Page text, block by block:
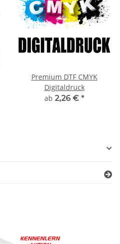
Premium DTF CMYK
Digitaldruck
ab 2,26 € *